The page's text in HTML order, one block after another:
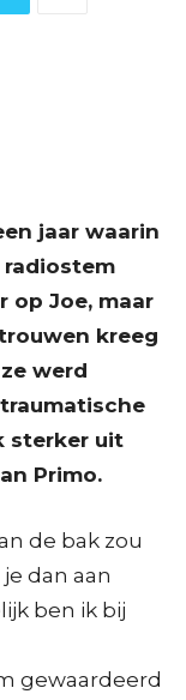
jaar waarin
op Joe, maar
kreeg
werd
sterker uit
Primo.
de bak zou
dan aan
ben ik bij
gewaardeerd